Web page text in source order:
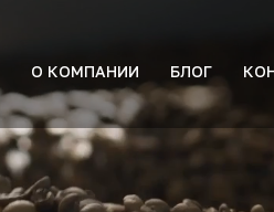
О КОМПАНИИ БЛОГ